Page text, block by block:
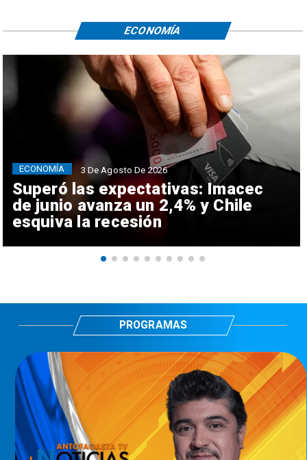
Superó las expectativas: Imacec
de junio avanza un 2,4% y Chile
esquiva la recesión
ECONOMÍA 3 De Agosto De 2026
ECONOMÍA
PROGRAMAS